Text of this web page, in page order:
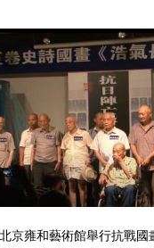
京雍和藝術館舉行抗戰國